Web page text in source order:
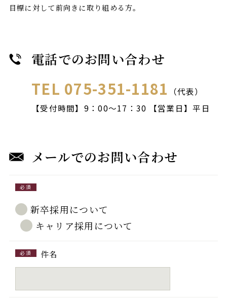
目標に対して前向きに取り組める方。
電話でのお問い合わせ
TEL 075-351-1181
（代表）
【受付時間】9：00〜17：30 【営業日】平日
メールでのお問い合わせ
必須
新卒採用について
キャリア採用について
必須 件名